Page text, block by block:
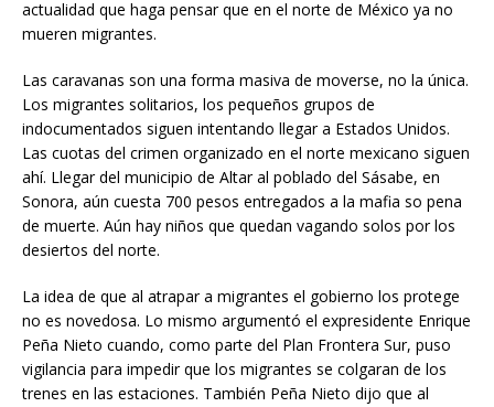
actualidad que haga pensar que en el norte de México ya no
mueren migrantes.
Las caravanas son una forma masiva de moverse, no la única.
Los migrantes solitarios, los pequeños grupos de
indocumentados siguen intentando llegar a Estados Unidos.
Las cuotas del crimen organizado en el norte mexicano siguen
ahí. Llegar del municipio de Altar al poblado del Sásabe, en
Sonora, aún cuesta 700 pesos entregados a la mafia so pena
de muerte. Aún hay niños que quedan vagando solos por los
desiertos del norte.
La idea de que al atrapar a migrantes el gobierno los protege
no es novedosa. Lo mismo argumentó el expresidente Enrique
Peña Nieto cuando, como parte del Plan Frontera Sur, puso
vigilancia para impedir que los migrantes se colgaran de los
trenes en las estaciones. También Peña Nieto dijo que al